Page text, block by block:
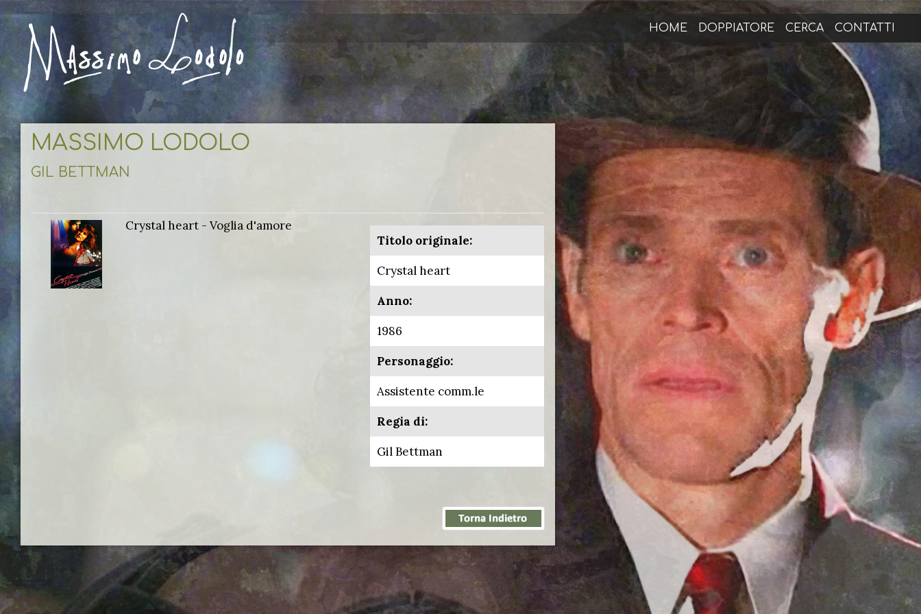
HOME DOPPIATORE CERCA CONTATTI
MASSIMO LODOLO
GIL BETTMAN
Crystal heart - Voglia d'amore
Titolo originale:
Crystal heart
Anno:
1986
Personaggio:
Assistente comm.le
Regia di:
Gil Bettman